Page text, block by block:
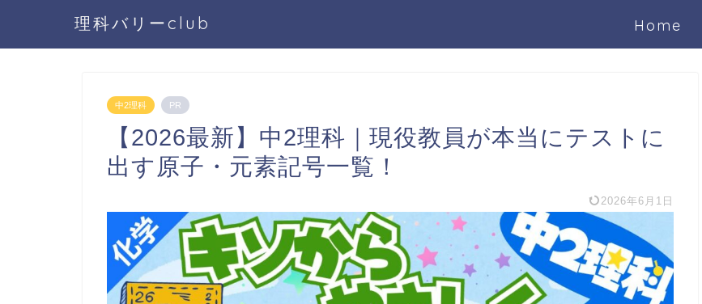
理科バリーclub Home
中2理科 PR
【2026最新】中2理科｜現役教員が本当にテストに
出す原子・元素記号一覧！
2026年6月1日